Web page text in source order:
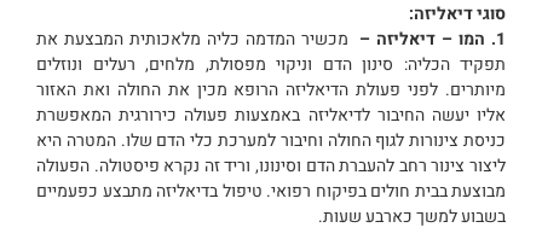
סוגי דיאליזה:
1. המו – דיאליזה –
מכשיר המדמה כליה מלאכותית המבצעת את
תפקיד הכליה: סינון הדם וניקוי מפסולת, מלחים, רעלים ונוזלים
מיותרים. לפני פעולת הדיאליזה הרופא מכין את החולה ואת האזור
אליו יעשה החיבור לדיאליזה באמצעות פעולה כירורגית המאפשרת
כניסת צינורות לגוף החולה וחיבור למערכת כלי הדם שלו. המטרה היא
ליצור צינור רחב להעברת הדם וסינונו, וריד זה נקרא פיסטולה. הפעולה
מבוצעת בבית חולים בפיקוח רפואי. טיפול בדיאליזה מתבצע כפעמיים
בשבוע למשך כארבע שעות.